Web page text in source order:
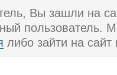
Вы зашли на
либо зайти на